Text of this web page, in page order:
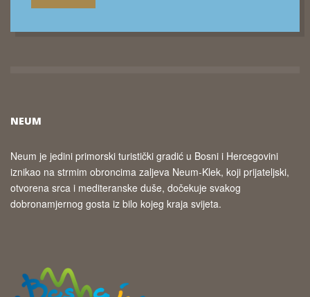
NEUM
Neum je jedini primorski turistički gradić u Bosni i Hercegovini
iznikao na strmim obroncima zaljeva Neum-Klek, koji prijateljski,
otvorena srca i mediteranske duše, dočekuje svakog
dobronamjernog gosta iz bilo kojeg kraja svijeta.